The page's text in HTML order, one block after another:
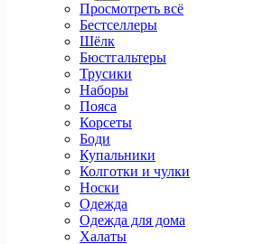
Просмотреть всё
Бестселлеры
Шёлк
Бюстгальтеры
Трусики
Наборы
Пояса
Корсеты
Боди
Купальники
Колготки и чулки
Носки
Одежда
Одежда для дома
Халаты